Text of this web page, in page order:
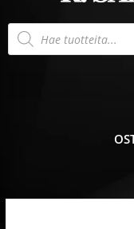
Products
search